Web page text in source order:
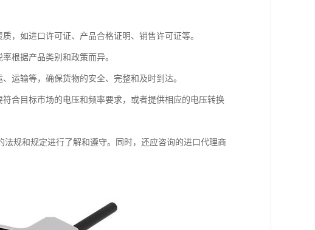
，如进口许可证、产品合格证明、销售许可证等。
根据产品类别和政策而异。
运输等，确保货物的安全、完整和及时到达。
合目标市场的电压和频率要求，或者提供相应的电压转换
规和规定进行了解和遵守。同时，还应咨询的进口代理商